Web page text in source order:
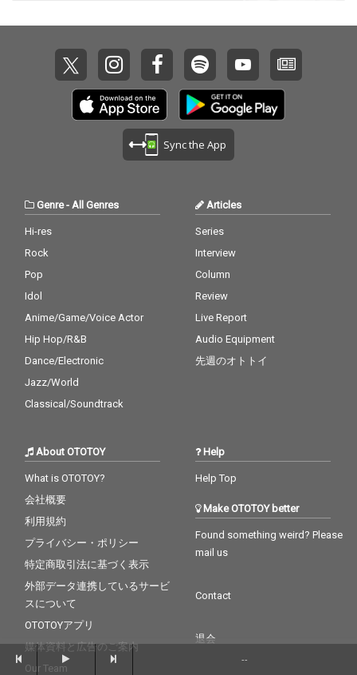
Sync the App
Genre- All Genres
Hi-res
Rock
Pop
Idol
Anime/Game/Voice Actor
Hip Hop/R&B
Dance/Electronic
Jazz/World
Classical/Soundtrack
Articles
Series
Interview
Column
Review
Live Report
Audio Equipment
先週のオトトイ
About OTOTOY
What is OTOTOY?
会社概要
利用規約
プライバシー・ポリシー
特定商取引法に基づく表示
外部データ連携しているサービ
スについて
OTOTOYアプリ
媒体資料と広告のご案内
Our Team
Help
Help Top
Make OTOTOY better
Found something weird? Please
mail us
Contact
退会
--